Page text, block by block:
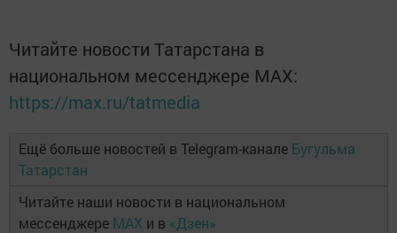
Читайте новости Татарстана в
национальном мессенджере MАХ:
https://max.ru/tatmedia
Ещё больше новостей в Telegram-канале Бугульма
Татарстан
Читайте наши новости в национальном
мессенджере MAX и в «Дзен»